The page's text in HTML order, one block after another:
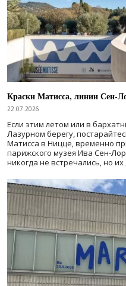
Краски Матисса, линии Сен-
22.07.2026
Если этим летом или в
Лазурном берегу,
Матисса в Ницце, временно
парижского музея Ива Сен-
никогда не встречались, но их